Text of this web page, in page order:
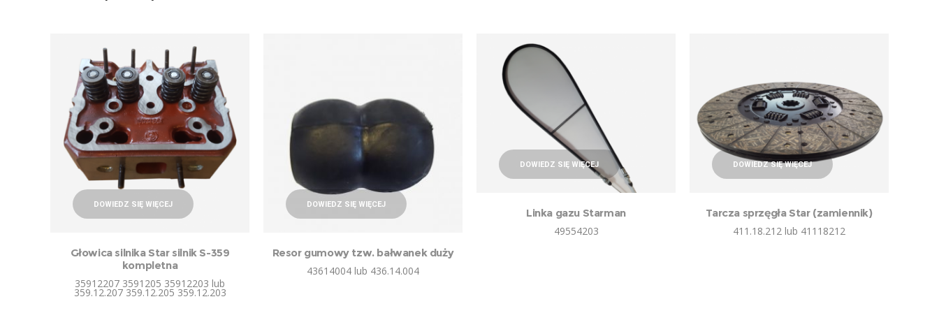
DOWIEDZ SIĘ WIĘCEJ
Głowica silnika Star silnik S-359
kompletna
35912207 3591205 35912203 lub
359.12.207 359.12.205 359.12.203
DOWIEDZ SIĘ WIĘCEJ
Resor gumowy tzw. bałwanek duży
43614004 lub 436.14.004
DOWIEDZ SIĘ WIĘCEJ
Linka gazu Starman
49554203
DOWIEDZ SIĘ WIĘCEJ
Tarcza sprzęgła Star (zamiennik)
411.18.212 lub 41118212